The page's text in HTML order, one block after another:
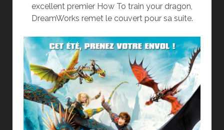
excellent premier How To train your dragon,
DreamWorks remet le couvert pour sa suite.